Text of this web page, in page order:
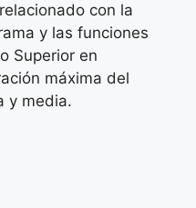
con la
y las funciones
Superior en
máxima del
y media.